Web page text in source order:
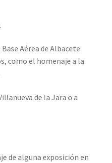
Aérea de Albacete.
como el homenaje a la
de la Jara o a
de alguna exposición en